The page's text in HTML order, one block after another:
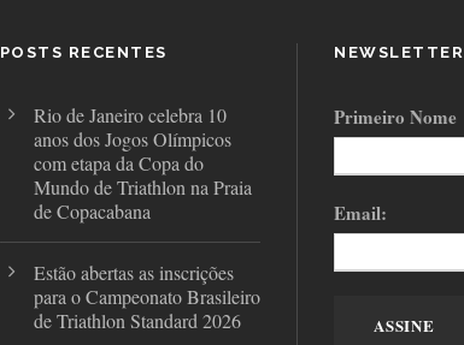
POSTS RECENTES
Rio de Janeiro celebra 10
anos dos Jogos Olímpicos
com etapa da Copa do
Mundo de Triathlon na Praia
de Copacabana
Estão abertas as inscrições
para o Campeonato Brasileiro
de Triathlon Standard 2026
NEWSLETTER
Primeiro Nome
Email: